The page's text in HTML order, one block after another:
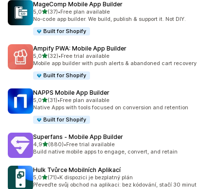
MageComp Mobile App Builder
5,0z 5 hvězd
(37)
Celkový počet recenzí: 37
•Free plan available
No-code app builder. We build, publish & support it. Not DIY.
Built for Shopify
Ampify PWA: Mobile App Builder
5,0z 5 hvězd
(32)
Celkový počet recenzí: 32
•Free trial available
Mobile app builder with push alerts & abandoned cart recovery
Built for Shopify
NAPPS Mobile App Builder
5,0z 5 hvězd
(31)
Celkový počet recenzí: 31
•Free plan available
Native Apps with tools focused on conversion and retention
Built for Shopify
Superfans ‑ Mobile App Builder
4,9z 5 hvězd
(880)
Celkový počet recenzí: 880
•Free trial available
Build native mobile apps to engage, convert, and retain
Hulk Tvůrce Mobilních Aplikací
5,0z 5 hvězd
(71)
Celkový počet recenzí: 71
•K dispozici je bezplatný plán
Převeďte svůj obchod na aplikaci: bez kódování, stačí 30 minut